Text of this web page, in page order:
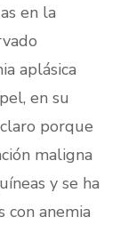
en la
aplásica
en su
porque
maligna
y se ha
con anemia